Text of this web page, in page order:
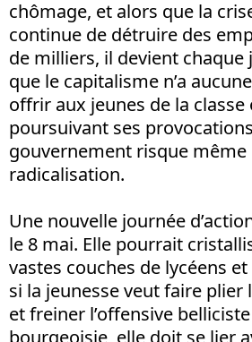
chômage, et alors que la
continue de détruire des
de milliers, il devient
que le capitalisme n’a
offrir aux jeunes de la classe
poursuivant ses
gouvernement risque même
radicalisation.
Une nouvelle journée
le 8 mai. Elle pourrait
vastes couches de lycéens
si la jeunesse veut faire
et freiner l’offensive
bourgeoisie, elle doit se lier